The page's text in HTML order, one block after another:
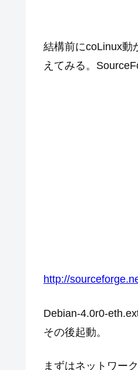
結構前にcoLinux動
えてみる。
http://
Debian-4.0r0-
その後起動。
まずはネットワー